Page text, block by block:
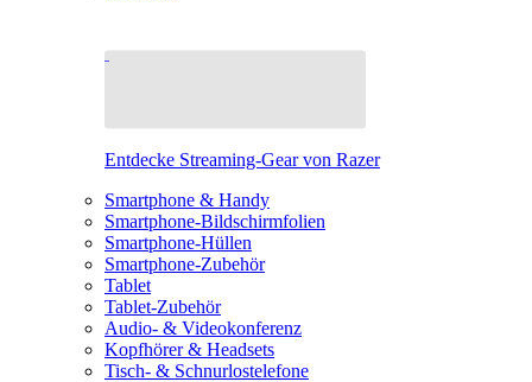
Entdecke Streaming-Gear von Razer
Smartphone & Handy
Smartphone-Bildschirmfolien
Smartphone-Hüllen
Smartphone-Zubehör
Tablet
Tablet-Zubehör
Audio- & Videokonferenz
Kopfhörer & Headsets
Tisch- & Schnurlostelefone